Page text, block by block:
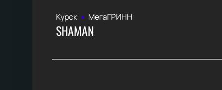
Курск МегаГРИНН
SHAMAN